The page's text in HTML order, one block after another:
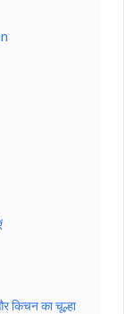
किचन का चूल्हा